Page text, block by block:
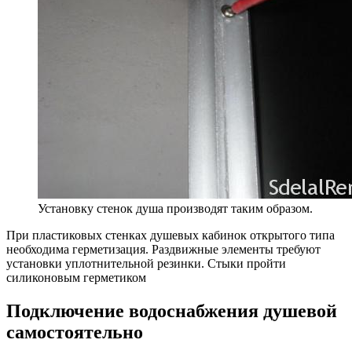
Установку стенок душа производят таким образом.
При пластиковых стенках душевых кабинок открытого типа
необходима герметизация. Раздвижные элементы требуют
установки уплотнительной резинки. Стыки пройти
силиконовым герметиком
Подключение водоснабжения душевой
самостоятельно